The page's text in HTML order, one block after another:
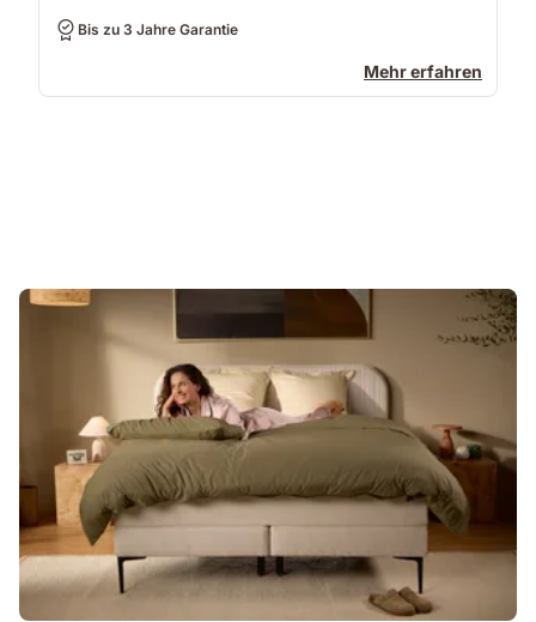
Bis zu 3 Jahre Garantie
Mehr erfahren